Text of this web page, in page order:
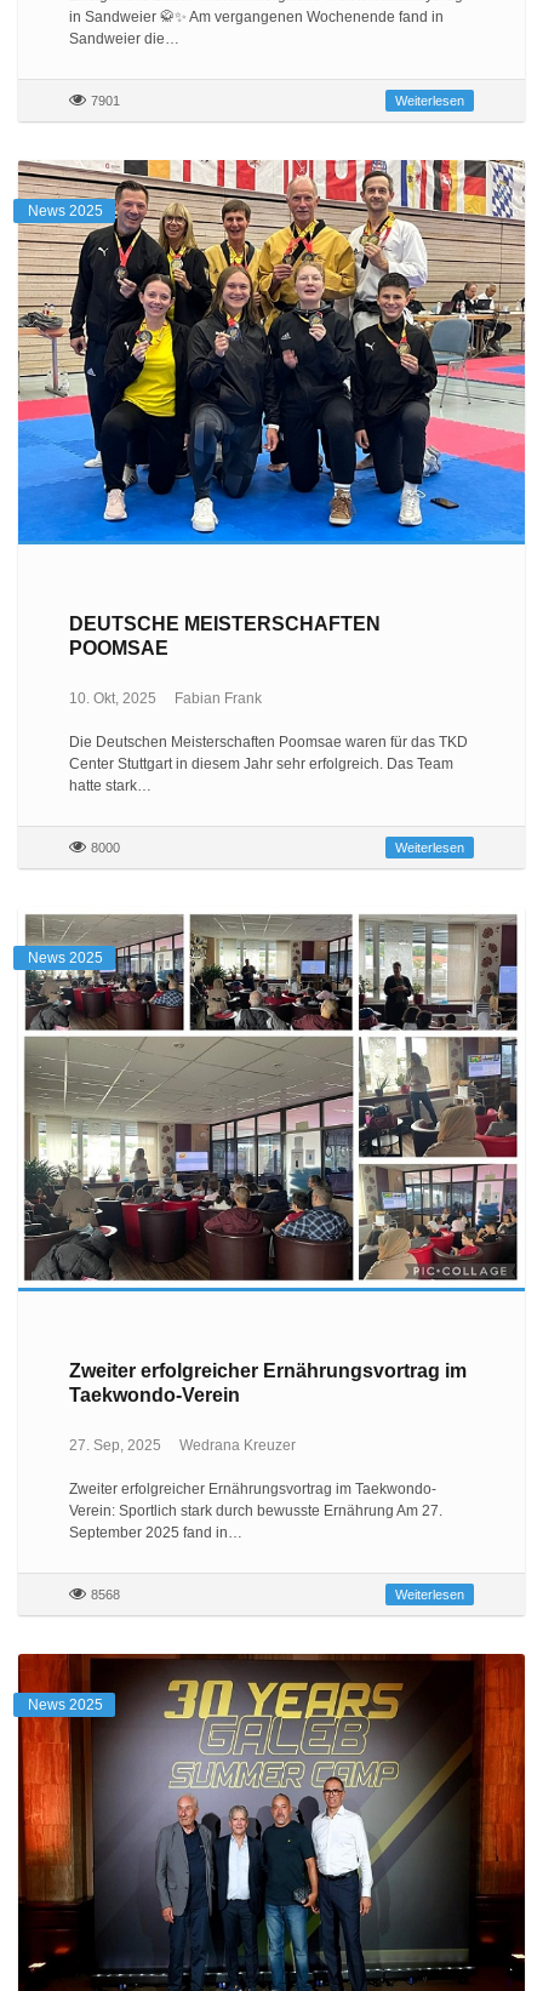
in Sandweier 🥋✨ Am vergangenen Wochenende fand in
Sandweier die…
7901 Weiterlesen
News 2025
DEUTSCHE MEISTERSCHAFTEN
POOMSAE
10. Okt, 2025 Fabian Frank
Die Deutschen Meisterschaften Poomsae waren für das TKD
Center Stuttgart in diesem Jahr sehr erfolgreich. Das Team
hatte stark…
8000 Weiterlesen
News 2025
Zweiter erfolgreicher Ernährungsvortrag im
Taekwondo-Verein
27. Sep, 2025 Wedrana Kreuzer
Zweiter erfolgreicher Ernährungsvortrag im Taekwondo-
Verein: Sportlich stark durch bewusste Ernährung Am 27.
September 2025 fand in…
8568 Weiterlesen
News 2025